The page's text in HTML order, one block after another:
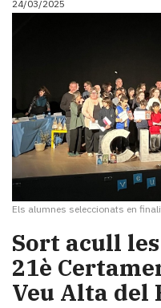
24/03/2025
Els alumnes seleccionats en
Sort acull
21è
Veu Alta del